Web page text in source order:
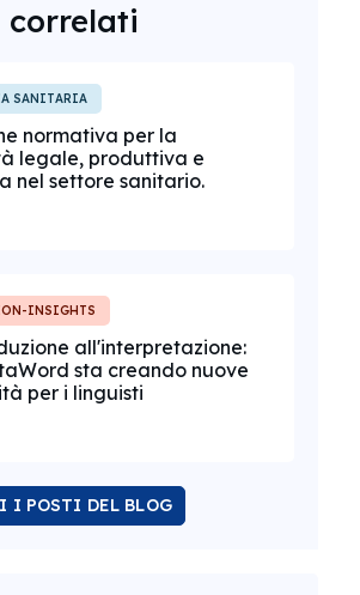
SANITARIA
normativa per la
legale, produttiva e
nel settore sanitario.
INSIGHTS
all'interpretazione:
sta creando nuove
per i linguisti
I POSTI DEL BLOG